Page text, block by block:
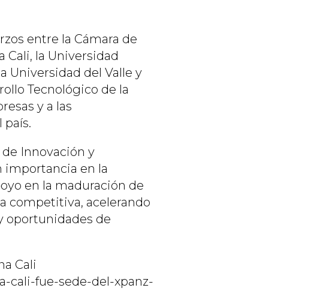
entre la Cámara de
Cali, la Universidad
Universidad del Valle y
Tecnológico de la
y a las
Innovación y
importancia en la
en la maduración de
competitiva, acelerando
oportunidades de
Cali
cali-fue-sede-del-xpanz-